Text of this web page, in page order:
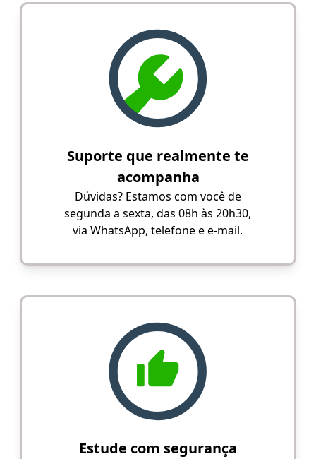
Suporte que realmente te
acompanha
Dúvidas? Estamos com você de
segunda a sexta, das 08h às 20h30,
via WhatsApp, telefone e e-mail.
Estude com segurança